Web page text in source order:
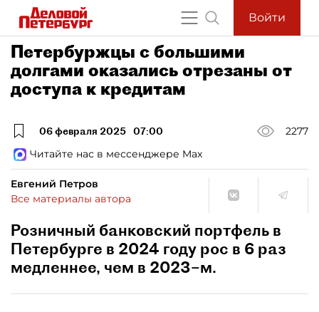
Войти
Петербуржцы с большими
долгами оказались отрезаны от
доступа к кредитам
06 февраля 2025 07:00
2277
Читайте нас в мессенджере Max
Евгений Петров
Все материалы автора
Розничный банковский портфель в
Петербурге в 2024 году рос в 6 раз
медленнее, чем в 2023–м.